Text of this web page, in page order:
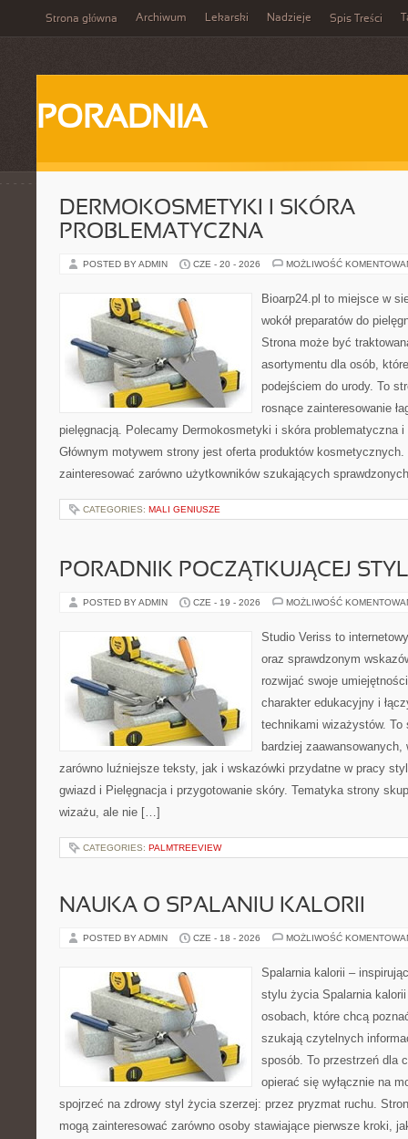
Strona główna Archiwum Lekarski Nadzieje Spis Treści
PORADNIA
DERMOKOSMETYKI I SKÓRA
PROBLEMATYCZNA
POSTED BY ADMIN CZE - 20 - 2026 MOŻLIWOŚĆ
Bioarp24.pl to miejsce w
wokół preparatów do
Strona może być
asortymentu dla osób,
podejściem do urody. To
rosnące zainteresowanie
pielęgnacją. Polecamy Dermokosmetyki i skóra problematyczna i
Głównym motywem strony jest oferta produktów
zainteresować zarówno użytkowników szukających
CATEGORIES: MALI GENIUSZE
PORADNIK POCZĄTKUJĄCEJ
POSTED BY ADMIN CZE - 19 - 2026 MOŻLIWOŚĆ
Studio Veriss to
oraz sprawdzonym
rozwijać swoje
charakter edukacyjny i
technikami wizażystów.
bardziej
zarówno luźniejsze teksty, jak i wskazówki przydatne w pracy
gwiazd i Pielęgnacja i przygotowanie skóry. Tematyka strony
wizażu, ale nie […]
CATEGORIES: PALMTREEVIEW
NAUKA O SPALANIU KALORII
POSTED BY ADMIN CZE - 18 - 2026 MOŻLIWOŚĆ
Spalarnia kalorii –
stylu życia Spalarnia
osobach, które chcą
szukają czytelnych
sposób. To przestrzeń dla
opierać się wyłącznie na
spojrzeć na zdrowy styl życia szerzej: przez pryzmat ruchu.
mogą zainteresować zarówno osoby stawiające pierwsze kroki,